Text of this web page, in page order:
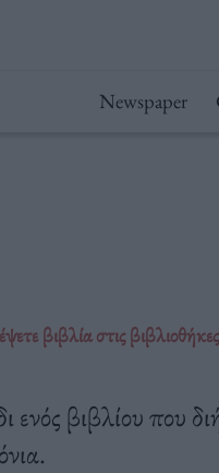
Newspaper
βιβλία στις
ενός βιβλίου που